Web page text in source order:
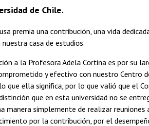
de Chile.
premia una contribución, una vida
casa de estudios.
a la Profesora Adela Cortina es por su
y efectivo con nuestro Centro
que ella significa, por lo que valió que el
que en esta universidad no se
manera simplemente de realizar
por la contribución, por el